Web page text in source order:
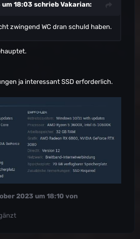
um 18:03 schrieb Vakarian:
zwingend WC dran schuld haben.
ja interessant SSD erforderlich.
2023 um 18:10 von